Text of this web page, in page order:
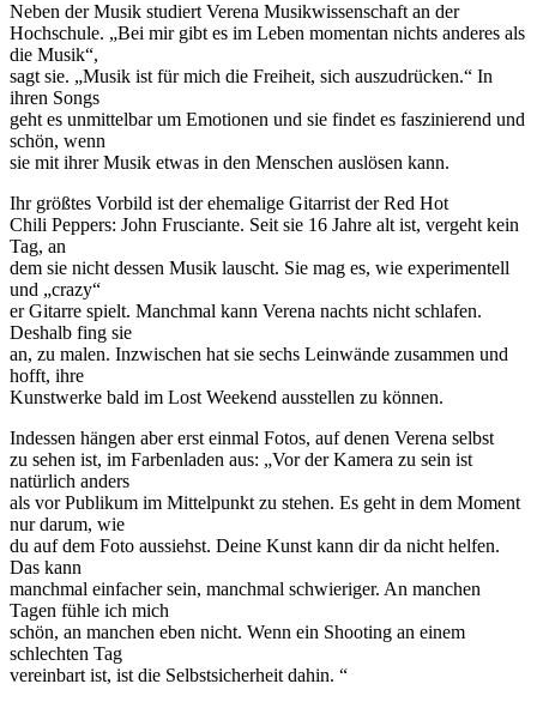
Neben der Musik studiert Verena Musikwissenschaft an der
Hochschule. „Bei mir gibt es im Leben momentan nichts anderes als
die Musik“,
sagt sie. „Musik ist für mich die Freiheit, sich auszudrücken.“ In
ihren Songs
geht es unmittelbar um Emotionen und sie findet es faszinierend und
schön, wenn
sie mit ihrer Musik etwas in den Menschen auslösen kann.
Ihr größtes Vorbild ist der ehemalige Gitarrist der Red Hot
Chili Peppers: John Frusciante. Seit sie 16 Jahre alt ist, vergeht kein
Tag, an
dem sie nicht dessen Musik lauscht. Sie mag es, wie experimentell
und „crazy“
er Gitarre spielt. Manchmal kann Verena nachts nicht schlafen.
Deshalb fing sie
an, zu malen. Inzwischen hat sie sechs Leinwände zusammen und
hofft, ihre
Kunstwerke bald im Lost Weekend ausstellen zu können.
Indessen hängen aber erst einmal Fotos, auf denen Verena selbst
zu sehen ist, im Farbenladen aus: „Vor der Kamera zu sein ist
natürlich anders
als vor Publikum im Mittelpunkt zu stehen. Es geht in dem Moment
nur darum, wie
du auf dem Foto aussiehst. Deine Kunst kann dir da nicht helfen.
Das kann
manchmal einfacher sein, manchmal schwieriger. An manchen
Tagen fühle ich mich
schön, an manchen eben nicht. Wenn ein Shooting an einem
schlechten Tag
vereinbart ist, ist die Selbstsicherheit dahin. “